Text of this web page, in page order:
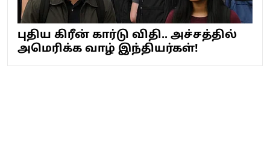
புதிய கிரீன் கார்டு விதி.. அச்சத்தில்
அமெரிக்க வாழ் இந்தியர்கள்!